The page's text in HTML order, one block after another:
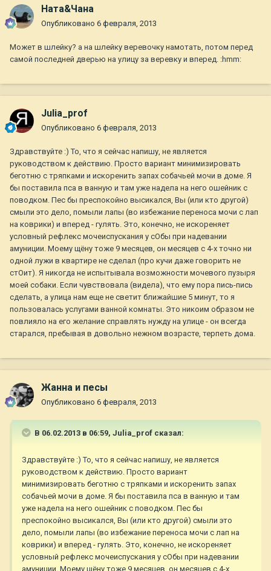
Ната&Чана
Опубликовано 6 февраля, 2013
Может в шлейку? а на шлейку веревочку намотать, потом перед
самой последней дверью на улицу за веревку и вперед. :hmm:
Julia_prof
Опубликовано 6 февраля, 2013
Здравствуйте :) То, что я сейчас напишу, не является
руководством к действию. Просто вариант минимизировать
беготню с тряпками и искоренить запах собачьей мочи в доме. Я
бы поставила пса в ванную и там уже надела на него ошейник с
поводком. Пес бы преспокойно высикался, Вы (или кто другой)
смыли это дело, помыли лапы (во избежание переноса мочи с лап
на коврики) и вперед - гулять. Это, конечно, не искореняет
условный рефлекс мочеиспускания у сОбы при надевании
амуниции. Моему щёну тоже 9 месяцев, он месяцев с 4-х точно ни
одной лужи в квартире не сделал (про кучи даже говорить не
стОит). Я никогда не испытывала возможности мочевого пузыря
моей собаки. Если чувствовала (видела), что ему пора пись-пись
сделать, а улица нам еще не светит ближайшие 5 минут, то я
пользовалась услугами ванной комнаты. Это никоим образом не
повлияло на его желание справлять нужду на улице - он всегда
старался, пребывая в довольно нежном возрасте, терпеть дома.
Жанна и песы
Опубликовано 6 февраля, 2013
В 06.02.2013 в 06:59, Julia_prof сказал:
Здравствуйте :) То, что я сейчас напишу, не является
руководством к действию. Просто вариант
минимизировать беготню с тряпками и искоренить запах
собачьей мочи в доме. Я бы поставила пса в ванную и там
уже надела на него ошейник с поводком. Пес бы
преспокойно высикался, Вы (или кто другой) смыли это
дело, помыли лапы (во избежание переноса мочи с лап на
коврики) и вперед - гулять. Это, конечно, не искореняет
условный рефлекс мочеиспускания у сОбы при надевании
амуниции. Моему щёну тоже 9 месяцев, он месяцев с 4-х